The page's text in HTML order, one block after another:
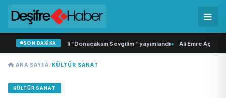
SON DAKİKA
Samlı ‘dan İkinci Tekli “Donacaksın Sevgilim “ yayımlandı• Ali Emre Açıkgöz
ANA SAYFA/KÜLTÜR SANAT
KÜLTÜR SANAT